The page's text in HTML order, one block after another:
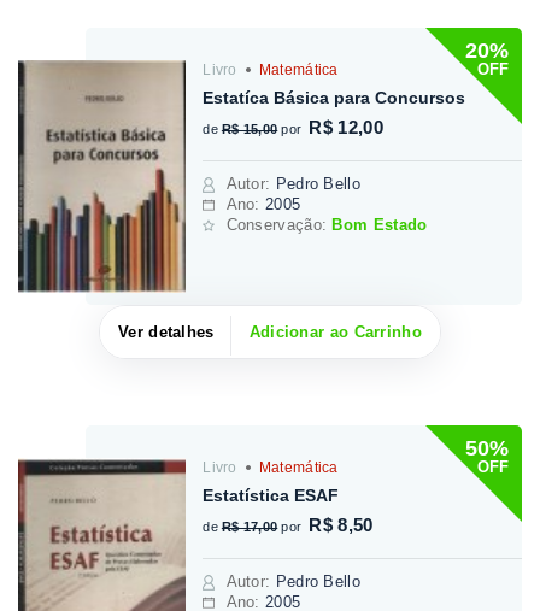
20%
OFF
Livro Matemática
Estatíca Básica para Concursos
de R$ 15,00 por R$ 12,00
Autor: Pedro Bello
Ano: 2005
Conservação:Bom Estado
Ver detalhes Adicionar ao Carrinho
50%
OFF
Livro Matemática
Estatística ESAF
de R$ 17,00 por R$ 8,50
Autor: Pedro Bello
Ano: 2005